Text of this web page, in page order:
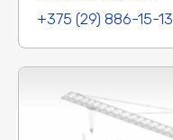
+375 (29) 886-15-13